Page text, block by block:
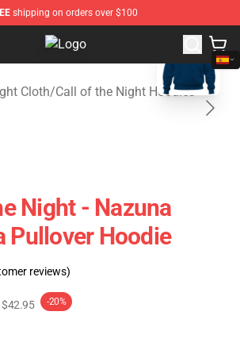
shipping on orders over $100
Call of the Night Store - Official
Cloth/Call of the Night Hoodies
blank template
Night - Nazuna
Pullover Hoodie
reviews)
$42.95 -20%